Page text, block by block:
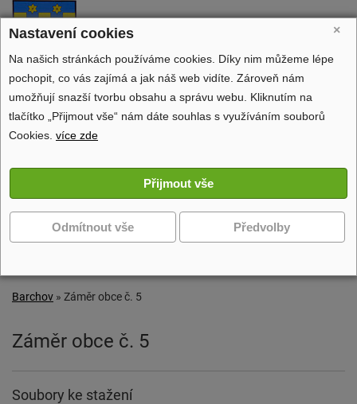
Barchov
oficiální stránky obce
Obecní úřad
Volný čas
Zobrazit další navigaci
Barchov » Záměr obce č. 5
Záměr obce č. 5
Soubory ke stažení
×
Nastavení cookies
Na našich stránkách používáme cookies. Díky nim můžeme lépe
pochopit, co vás zajímá a jak náš web vidíte. Zároveň nám
umožňují snazší tvorbu obsahu a správu webu. Kliknutím na
tlačítko „Přijmout vše“ nám dáte souhlas s využíváním souborů
Cookies. více zde